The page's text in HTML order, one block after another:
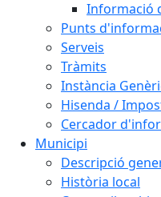
Informació
Punts
Serveis
Tràmits
Instància
Hisenda /
Cercador
Municipi
Descripció
Història local